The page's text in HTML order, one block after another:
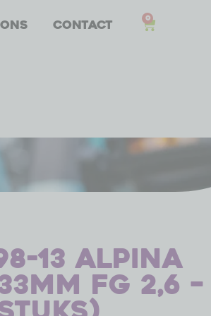
Contact 0
13 Alpina
FG 2,6 –